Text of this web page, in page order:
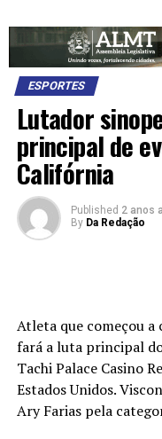
ESPORTES
Lutador
principal de
Califórnia
Published 2 anos
By Da Redação
Atleta que começou a
fará a luta principal
Tachi Palace Casino
Estados Unidos.
Ary Farias pela